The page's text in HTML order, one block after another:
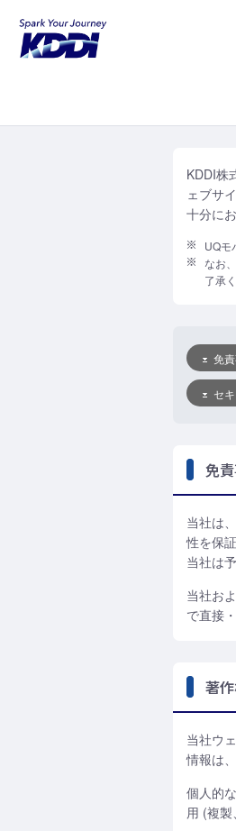
KDDI株
ェブサ
十分に
UQモ
なお
了承
免
セ
免
当社は
性を保
当社は
当社お
で直接
著
当社ウ
情報は
個人的
用 (複製